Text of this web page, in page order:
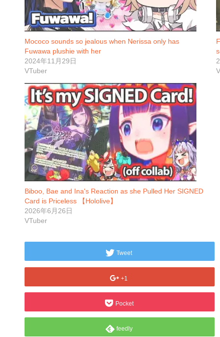
Mococo sounds so jealous when Nerissa only has
Fuwawa plushie with her
2024年11月29日
VTuber
Biboo, Bae and Ina's Reaction as she Pulled Her SIGNED
Card is Priceless 【Hololive】
2026年6月26日
VTuber
Tweet
+1
Pocket
feedly